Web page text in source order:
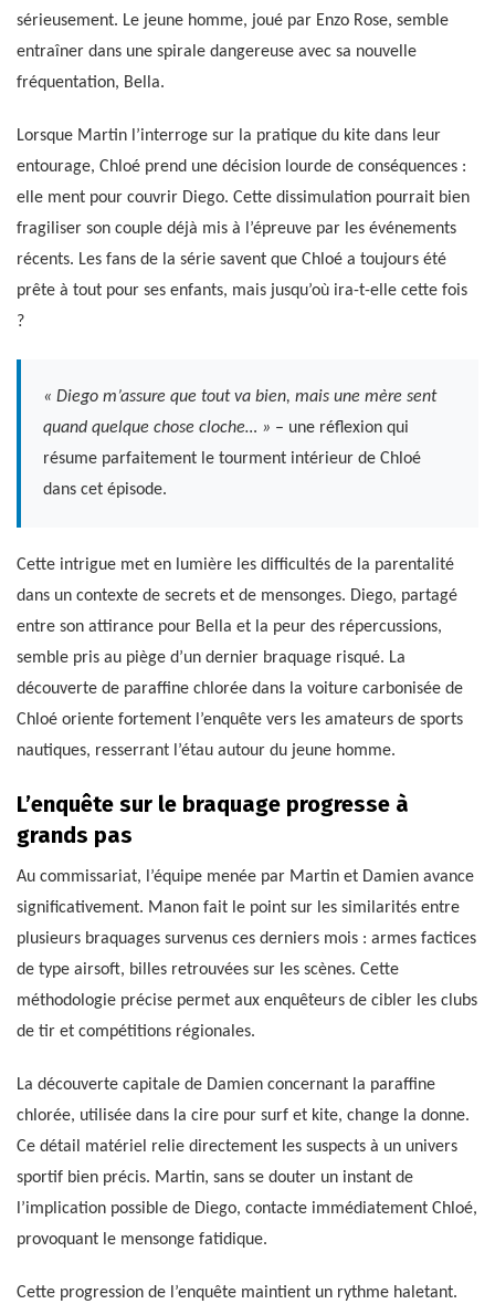
sérieusement. Le jeune homme, joué par Enzo Rose, semble
entraîner dans une spirale dangereuse avec sa nouvelle
fréquentation, Bella.
Lorsque Martin l’interroge sur la pratique du kite dans leur
entourage, Chloé prend une décision lourde de conséquences :
elle ment pour couvrir Diego. Cette dissimulation pourrait bien
fragiliser son couple déjà mis à l’épreuve par les événements
récents. Les fans de la série savent que Chloé a toujours été
prête à tout pour ses enfants, mais jusqu’où ira-t-elle cette fois
?
« Diego m’assure que tout va bien, mais une mère sent
quand quelque chose cloche… » – une réflexion qui
résume parfaitement le tourment intérieur de Chloé
dans cet épisode.
Cette intrigue met en lumière les difficultés de la parentalité
dans un contexte de secrets et de mensonges. Diego, partagé
entre son attirance pour Bella et la peur des répercussions,
semble pris au piège d’un dernier braquage risqué. La
découverte de paraffine chlorée dans la voiture carbonisée de
Chloé oriente fortement l’enquête vers les amateurs de sports
nautiques, resserrant l’étau autour du jeune homme.
L’enquête sur le braquage progresse à
grands pas
Au commissariat, l’équipe menée par Martin et Damien avance
significativement. Manon fait le point sur les similarités entre
plusieurs braquages survenus ces derniers mois : armes factices
de type airsoft, billes retrouvées sur les scènes. Cette
méthodologie précise permet aux enquêteurs de cibler les clubs
de tir et compétitions régionales.
La découverte capitale de Damien concernant la paraffine
chlorée, utilisée dans la cire pour surf et kite, change la donne.
Ce détail matériel relie directement les suspects à un univers
sportif bien précis. Martin, sans se douter un instant de
l’implication possible de Diego, contacte immédiatement Chloé,
provoquant le mensonge fatidique.
Cette progression de l’enquête maintient un rythme haletant.